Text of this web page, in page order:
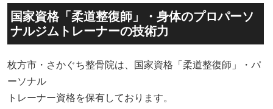
国家資格「柔道整復師」・身体のプロパーソ
ナルジムトレーナーの技術力
枚方市・さかぐち整骨院は、国家資格「柔道整復師」・パ
ーソナル
トレーナー資格を保有しております。